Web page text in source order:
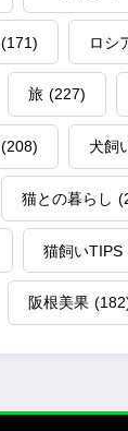
(171) ロシ
旅 (227)
(208) 犬飼
猫との暮らし
猫飼いTIPS
阪根美果